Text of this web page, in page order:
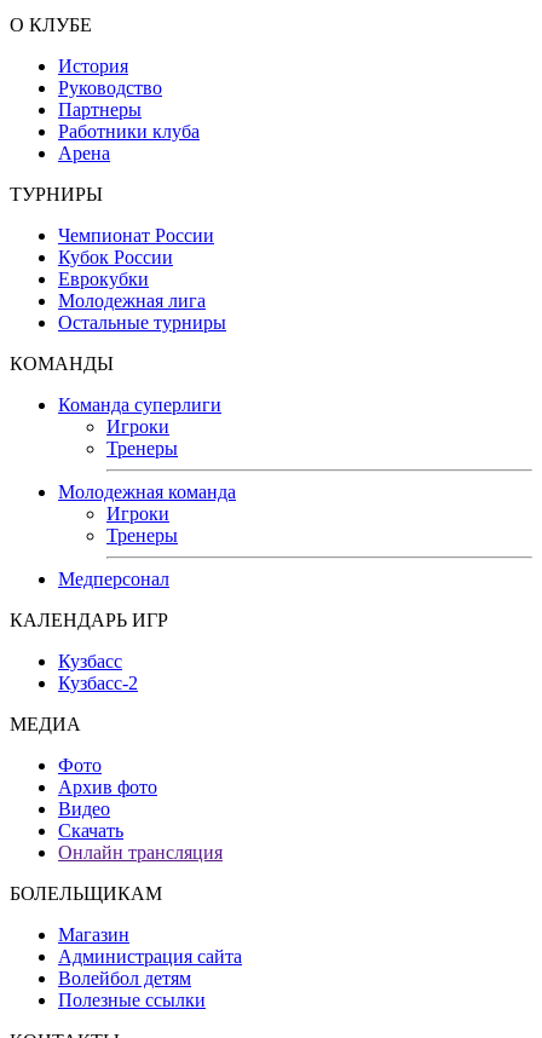
О КЛУБЕ
История
Руководство
Партнеры
Работники клуба
Арена
ТУРНИРЫ
Чемпионат России
Кубок России
Еврокубки
Молодежная лига
Остальные турниры
КОМАНДЫ
Команда суперлиги
Игроки
Тренеры
Молодежная команда
Игроки
Тренеры
Медперсонал
КАЛЕНДАРЬ ИГР
Кузбасс
Кузбасс-2
МЕДИА
Фото
Архив фото
Видео
Скачать
Онлайн трансляция
БОЛЕЛЬЩИКАМ
Магазин
Администрация сайта
Волейбол детям
Полезные ссылки